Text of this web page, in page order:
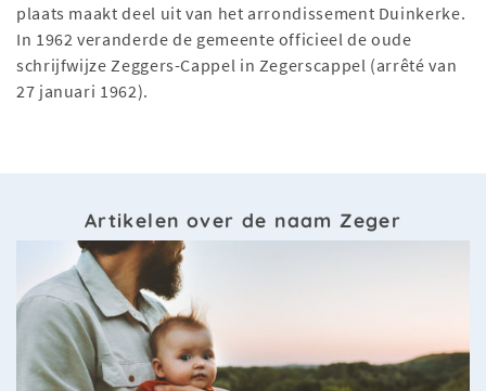
plaats maakt deel uit van het arrondissement Duinkerke.
In 1962 veranderde de gemeente officieel de oude
schrijfwijze Zeggers-Cappel in Zegerscappel (arrêté van
27 januari 1962).
Artikelen over de naam Zeger